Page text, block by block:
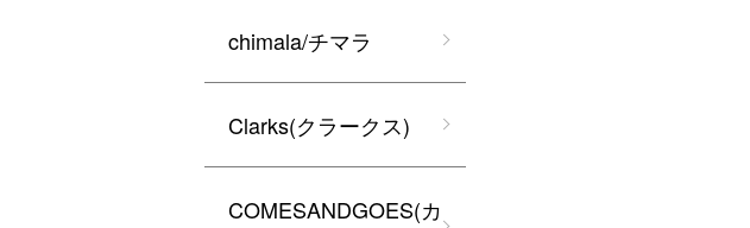
chimala/チマラ
Clarks(クラークス)
COMESANDGOES(カ